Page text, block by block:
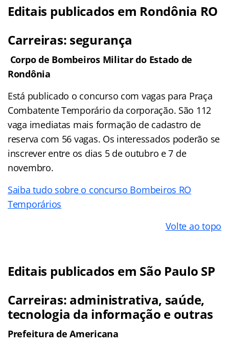
Editais publicados em Rondônia RO
Carreiras: segurança
Corpo de Bombeiros Militar do Estado de
Rondônia
Está publicado o concurso com vagas para Praça
Combatente Temporário da corporação. São 112
vaga imediatas mais formação de cadastro de
reserva com 56 vagas. Os interessados poderão se
inscrever entre os dias 5 de outubro e 7 de
novembro.
Saiba tudo sobre o concurso Bombeiros RO
Temporários
Volte ao topo
Editais publicados em São Paulo SP
Carreiras: administrativa, saúde,
tecnologia da informação e outras
Prefeitura de Americana